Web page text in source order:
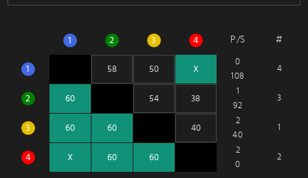
1 2 3 4 P/S #
1
0
108
4
2
1
92
3
3
2
40
1
4
2
0
2